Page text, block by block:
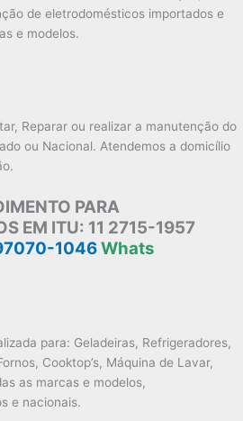
de eletrodomésticos importados e
e modelos.
Reparar ou realizar a manutenção do
ou Nacional. Atendemos a domicílio
PARA
EM ITU: 11 2715-1957
1046Whats
para: Geladeiras, Refrigeradores,
Cooktop’s, Máquina de Lavar,
as marcas e modelos,
e nacionais.